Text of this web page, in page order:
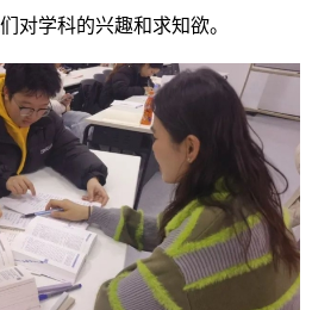
对学科的兴趣和求知欲。